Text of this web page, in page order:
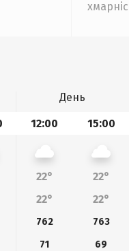
День
12:00 15:00
22° 22°
22° 22°
762 763
71 69